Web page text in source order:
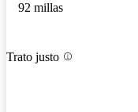
92 millas
Trato justo